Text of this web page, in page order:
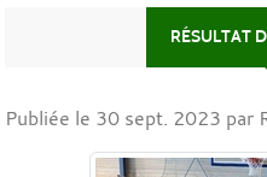
RÉSULTAT
Publiée le 30 sept. 2023 par